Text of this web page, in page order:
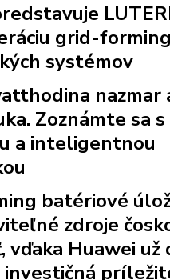
grid-forming
systémov
nazmar
Zoznámte sa s
a inteligentnou
batériové
zdroje
vďaka Huawei už
investičná